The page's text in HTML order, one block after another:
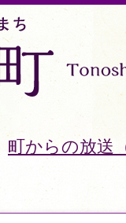
町からの放送